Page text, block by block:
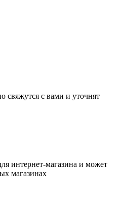
свяжутся с вами и уточнят
интернет-магазина и может
магазинах